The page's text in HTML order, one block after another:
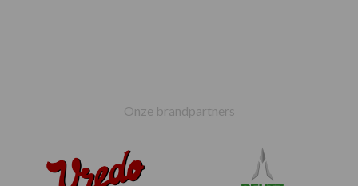
Onze brandpartners